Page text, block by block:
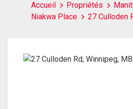
Accueil Propriétés
Niakwa Place
27 Culloden